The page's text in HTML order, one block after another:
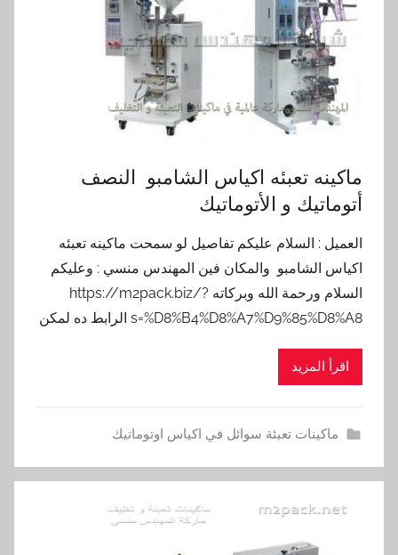
ماكينه تعبئه اكياس الشامبو النصف
أتوماتيك و الأتوماتيك
العميل : السلام عليكم تفاصيل لو سمحت ماكينه تعبئه
اكياس الشامبو والمكان فين المهندس منسي : وعليكم
السلام ورحمة الله وبركاته https://m2pack.biz/?
s=%D8%B4%D8%A7%D9%85%D8%A8 الرابط ده لمكن
اقرأ المزيد
ماكينات تعبئة سوائل في اكياس اوتوماتيك